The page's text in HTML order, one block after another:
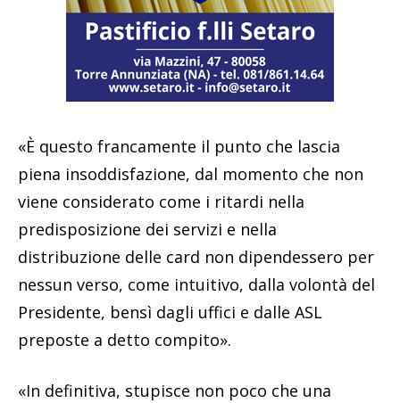
«È questo francamente il punto che lascia
piena insoddisfazione, dal momento che non
viene considerato come i ritardi nella
predisposizione dei servizi e nella
distribuzione delle card non dipendessero per
nessun verso, come intuitivo, dalla volontà del
Presidente, bensì dagli uffici e dalle ASL
preposte a detto compito».
«In definitiva, stupisce non poco che una